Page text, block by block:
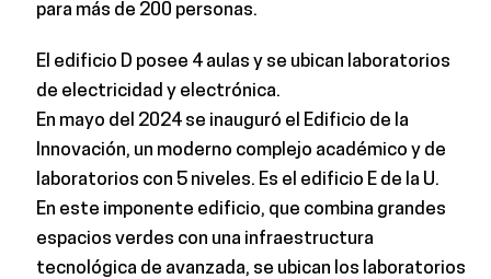
para más de 200 personas.
El edificio D posee 4 aulas y se ubican laboratorios
de electricidad y electrónica.
En mayo del 2024 se inauguró el Edificio de la
Innovación, un moderno complejo académico y de
laboratorios con 5 niveles. Es el edificio E de la U.
En este imponente edificio, que combina grandes
espacios verdes con una infraestructura
tecnológica de avanzada, se ubican los laboratorios